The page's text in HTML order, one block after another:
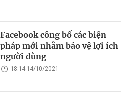
Facebook công bố các biện
pháp mới nhằm bảo vệ lợi ích
người dùng
18:14 14/10/2021